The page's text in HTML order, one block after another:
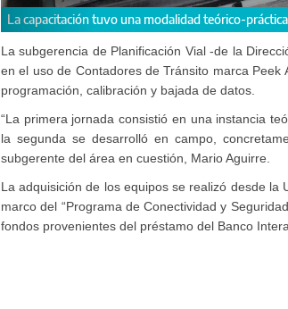
El curso estuvo a cargo de la
La subgerencia de Planificación Vial -de la
en el uso de Contadores de Tránsito marca
programación, calibración y bajada de datos.
“La primera jornada consistió en una instancia
la segunda se desarrolló en campo,
subgerente del área en cuestión, Mario Aguirre.
La adquisición de los equipos se realizó desde
marco del “Programa de Conectividad y
fondos provenientes del préstamo del Banco